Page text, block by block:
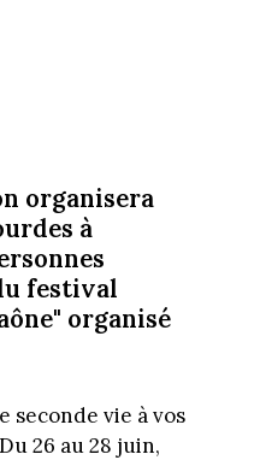
organisera
à
festival
organisé
seconde vie à vos
26 au 28 juin,